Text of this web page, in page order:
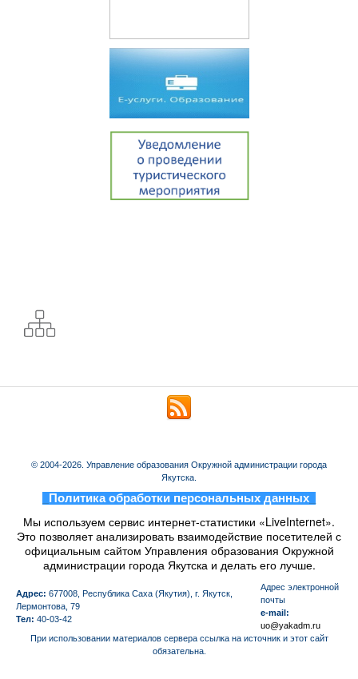
© 2004-2026. Управление образования Окружной администрации города
Якутска.
Политика обработки персональных данных
Мы используем сервис интернет-статистики «LiveInternet».
Это позволяет анализировать взаимодействие посетителей с
официальным сайтом Управления образования Окружной
администрации города Якутска и делать его лучше.
Адрес: 677008, Республика Саха (Якутия), г. Якутск,
Лермонтова, 79
Тел: 40-03-42
Aдрес электронной
почты
e-mail:
uo@yakadm.ru
При использовании материалов сервера ссылка на источник и этот сайт
обязательна.